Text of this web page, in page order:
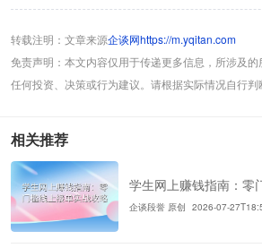
转载注明：文章来源企谈网https://m.yqitan.com
免责声明：本文内容仅用于传递更多信息，所涉及
任何投资、决策或行为建议。请根据实际情况自行判
相关推荐
学生网上赚钱指南：零
企谈段誉 原创 2026-07-